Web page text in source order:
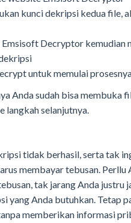
kunci dekripsi kedua file,
Emsisoft Decryptor kemudian
untuk memulai
Anda sudah bisa membuka
langkah selanjutnya.
tidak berhasil, serta tak
membayar tebusan. Perllu
tak jarang Anda justru
yang Anda butuhkan. Tetap
memberikan informasi